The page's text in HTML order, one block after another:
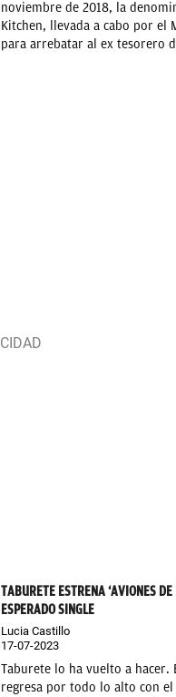
noviembre de 2018, la
Kitchen, llevada a cabo por
para arrebatar al ex tesorero
TABURETE ESTRENA ‘AVIONES DE
ESPERADO SINGLE
Lucia Castillo
17-07-2023
Taburete lo ha vuelto a hacer.
regresa por todo lo alto con